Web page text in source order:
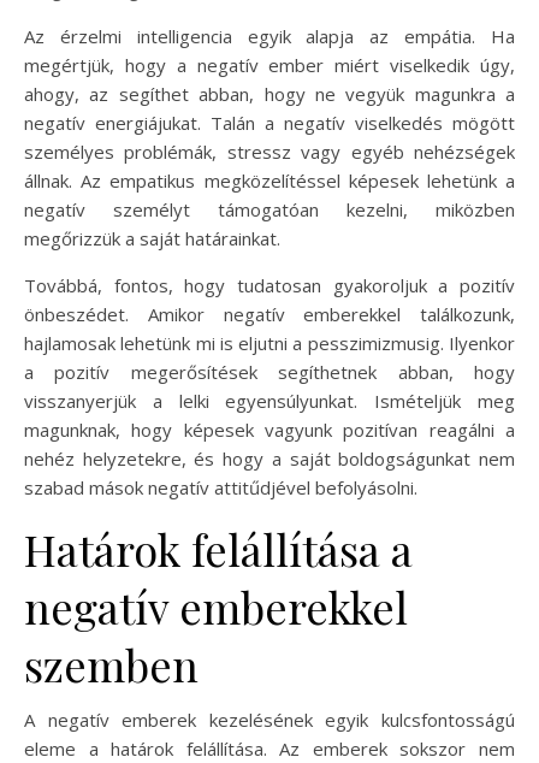
Az érzelmi intelligencia egyik alapja az empátia. Ha
megértjük, hogy a negatív ember miért viselkedik úgy,
ahogy, az segíthet abban, hogy ne vegyük magunkra a
negatív energiájukat. Talán a negatív viselkedés mögött
személyes problémák, stressz vagy egyéb nehézségek
állnak. Az empatikus megközelítéssel képesek lehetünk a
negatív személyt támogatóan kezelni, miközben
megőrizzük a saját határainkat.
Továbbá, fontos, hogy tudatosan gyakoroljuk a pozitív
önbeszédet. Amikor negatív emberekkel találkozunk,
hajlamosak lehetünk mi is eljutni a pesszimizmusig. Ilyenkor
a pozitív megerősítések segíthetnek abban, hogy
visszanyerjük a lelki egyensúlyunkat. Ismételjük meg
magunknak, hogy képesek vagyunk pozitívan reagálni a
nehéz helyzetekre, és hogy a saját boldogságunkat nem
szabad mások negatív attitűdjével befolyásolni.
Határok felállítása a
negatív emberekkel
szemben
A negatív emberek kezelésének egyik kulcsfontosságú
eleme a határok felállítása. Az emberek sokszor nem